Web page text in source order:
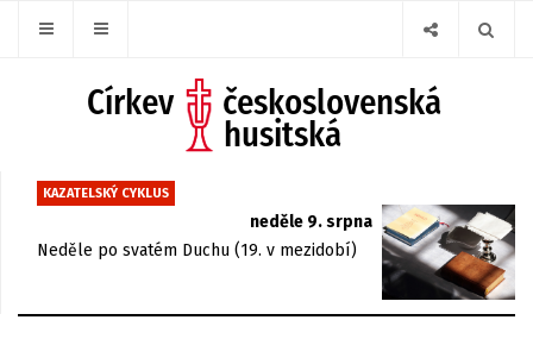
KAZATELSKÝ CYKLUS
neděle 9. srpna
Neděle po svatém Duchu (19. v mezidobí)